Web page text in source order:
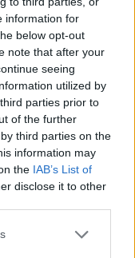
information for
below opt-out
note that after your
seeing
utilized by
parties prior to
of the further
third parties on the
information may
the IAB’s List of
disclose it to other